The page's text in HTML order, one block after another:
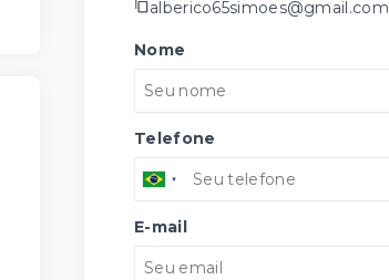
alberico65simoes@gmail.com
Nome
Telefone
E-mail